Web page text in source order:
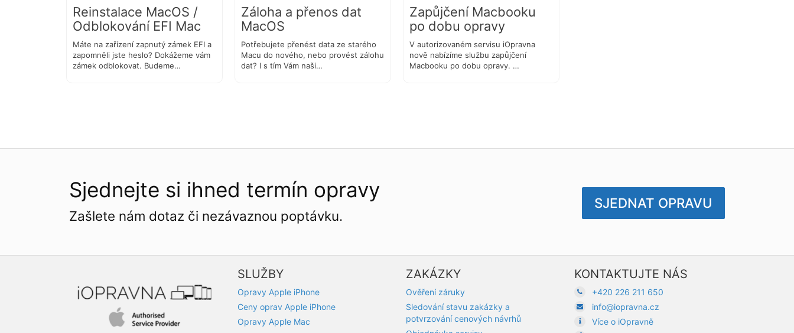
Reinstalace MacOS /
Odblokování EFI Mac
Máte na zařízení zapnutý zámek EFI a
zapomněli jste heslo? Dokážeme vám
zámek odblokovat. Budeme…
Záloha a přenos dat
MacOS
Potřebujete přenést data ze starého
Macu do nového, nebo provést zálohu
dat? I s tím Vám naši…
Zapůjčení Macbooku
po dobu opravy
V autorizovaném servisu iOpravna
nově nabízíme službu zapůjčení
Macbooku po dobu opravy. …
Sjednejte si ihned termín opravy
Zašlete nám dotaz či nezávaznou poptávku.
SJEDNAT OPRAVU
SLUŽBY
Opravy Apple iPhone
Ceny oprav Apple iPhone
Opravy Apple Mac
ZAKÁZKY
Ověření záruky
Sledování stavu zakázky a
potvrzování cenových návrhů
KONTAKTUJTE NÁS
+420 226 211 650
info@iopravna.cz
Více o iOpravně